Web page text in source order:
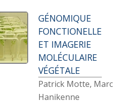
GÉNOMIQUE
FONCTIONELLE
ET IMAGERIE
MOLÉCULAIRE
VÉGÉTALE
Patrick Motte, Marc
Hanikenne